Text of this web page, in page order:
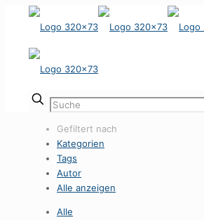
Gefiltert nach
Kategorien
Tags
Autor
Alle anzeigen
Alle